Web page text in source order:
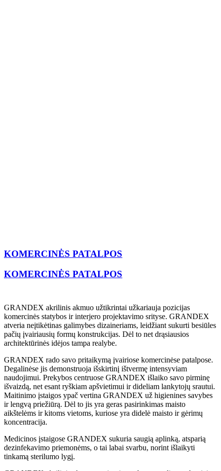
KOMERCINĖS PATALPOS
KOMERCINĖS PATALPOS
GRANDEX akrilinis akmuo užtikrintai užkariauja pozicijas
komercinės statybos ir interjero projektavimo srityse. GRANDEX
atveria neįtikėtinas galimybes dizaineriams, leidžiant sukurti besiūles
pačių įvairiausių formų konstrukcijas. Dėl to net drąsiausios
architektūrinės idėjos tampa realybe.
GRANDEX rado savo pritaikymą įvairiose komercinėse patalpose.
Degalinėse jis demonstruoja išskirtinį ištvermę intensyviam
naudojimui. Prekybos centruose GRANDEX išlaiko savo pirminę
išvaizdą, net esant ryškiam apšvietimui ir dideliam lankytojų srautui.
Maitinimo įstaigos ypač vertina GRANDEX už higienines savybes
ir lengvą priežiūrą. Dėl to jis yra geras pasirinkimas maisto
aikštelėms ir kitoms vietoms, kuriose yra didelė maisto ir gėrimų
koncentracija.
Medicinos įstaigose GRANDEX sukuria saugią aplinką, atsparią
dezinfekavimo priemonėms, o tai labai svarbu, norint išlaikyti
tinkamą sterilumo lygį.